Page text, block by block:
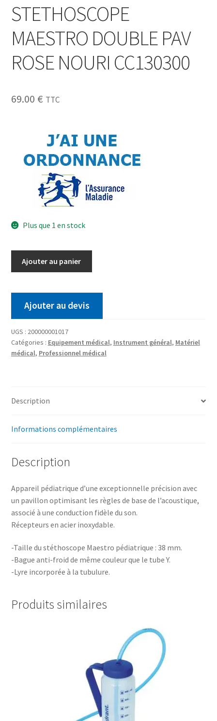
STETHOSCOPE
MAESTRO DOUBLE PAV
ROSE NOURI CC130300
69.00 € TTC
Plus que 1 en stock
Ajouter au panier
Ajouter au devis
UGS : 200000001017
Catégories : Equipement médical, Instrument général, Matériel
médical, Professionnel médical
Description
Informations complémentaires
Description
Appareil pédiatrique d’une exceptionnelle précision avec
un pavillon optimisant les règles de base de l’acoustique,
associé à une conduction fidèle du son.
Récepteurs en acier inoxydable.
-Taille du stéthoscope Maestro pédiatrique : 38 mm.
-Bague anti-froid de même couleur que le tube Y.
-Lyre incorporée à la tubulure.
Produits similaires